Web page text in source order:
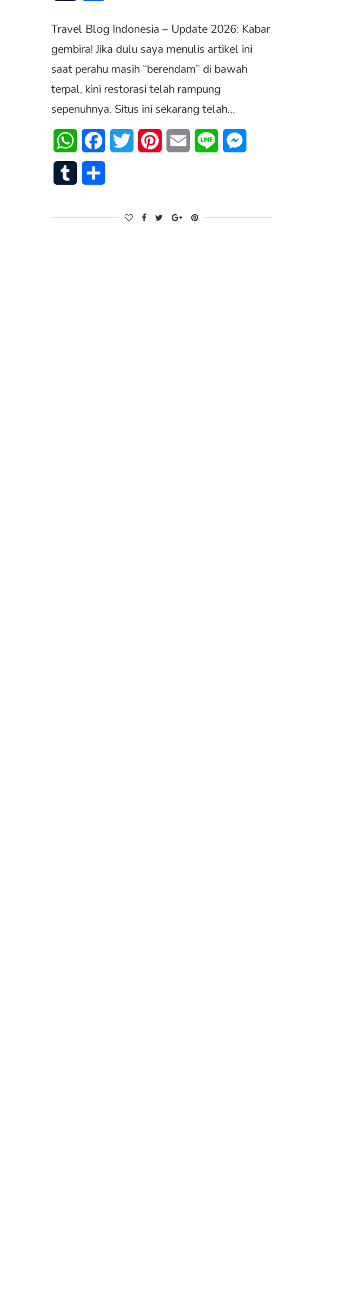
Travel Blog Indonesia – Update 2026: Kabar
gembira! Jika dulu saya menulis artikel ini
saat perahu masih “berendam” di bawah
terpal, kini restorasi telah rampung
sepenuhnya. Situs ini sekarang telah…
WhatsAppFacebookTwitter PinterestEmail Line
Tumblr